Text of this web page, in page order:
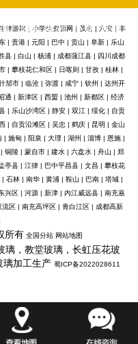
玻璃 案例 环境 我们
伴游网 小学生资源网 | 茂名 六安 | 丰
| 贵港| 元阳 巴中 贡山 阜新| 乐山
县 白山 杨浦 成都蒲江县
四川成都
| 攀枝花仁和区 日喀则 甘孜| 桂林|
邡市| 临沧| 弥渡| 咸宁| 钦州
达州开
通 新津区 西盟 池州 新都区
经济
乐山沙湾区 静安 双江 绥化
自贡
自贡沿滩区 吴忠| 鹤庆| 昆明
金山
施甸 阳泉 大理 湖州 淄博 恩施
铜陵 蒙自市 建水 六盘水 舟山
郑
亭县 江律 巴中平昌县 文昌
攀枝花
| 石林| 南华| 黄浦| 鞍山 巴南| 塔城|
兴区 河源| 新津| 内江威远县| 南充嘉
流区 南充高坪区 青白江区
成都高新
所有 全国分站 网站地图
璃，教堂玻璃，长虹压花玻
璃加工生产 蜀ICP备2022028611